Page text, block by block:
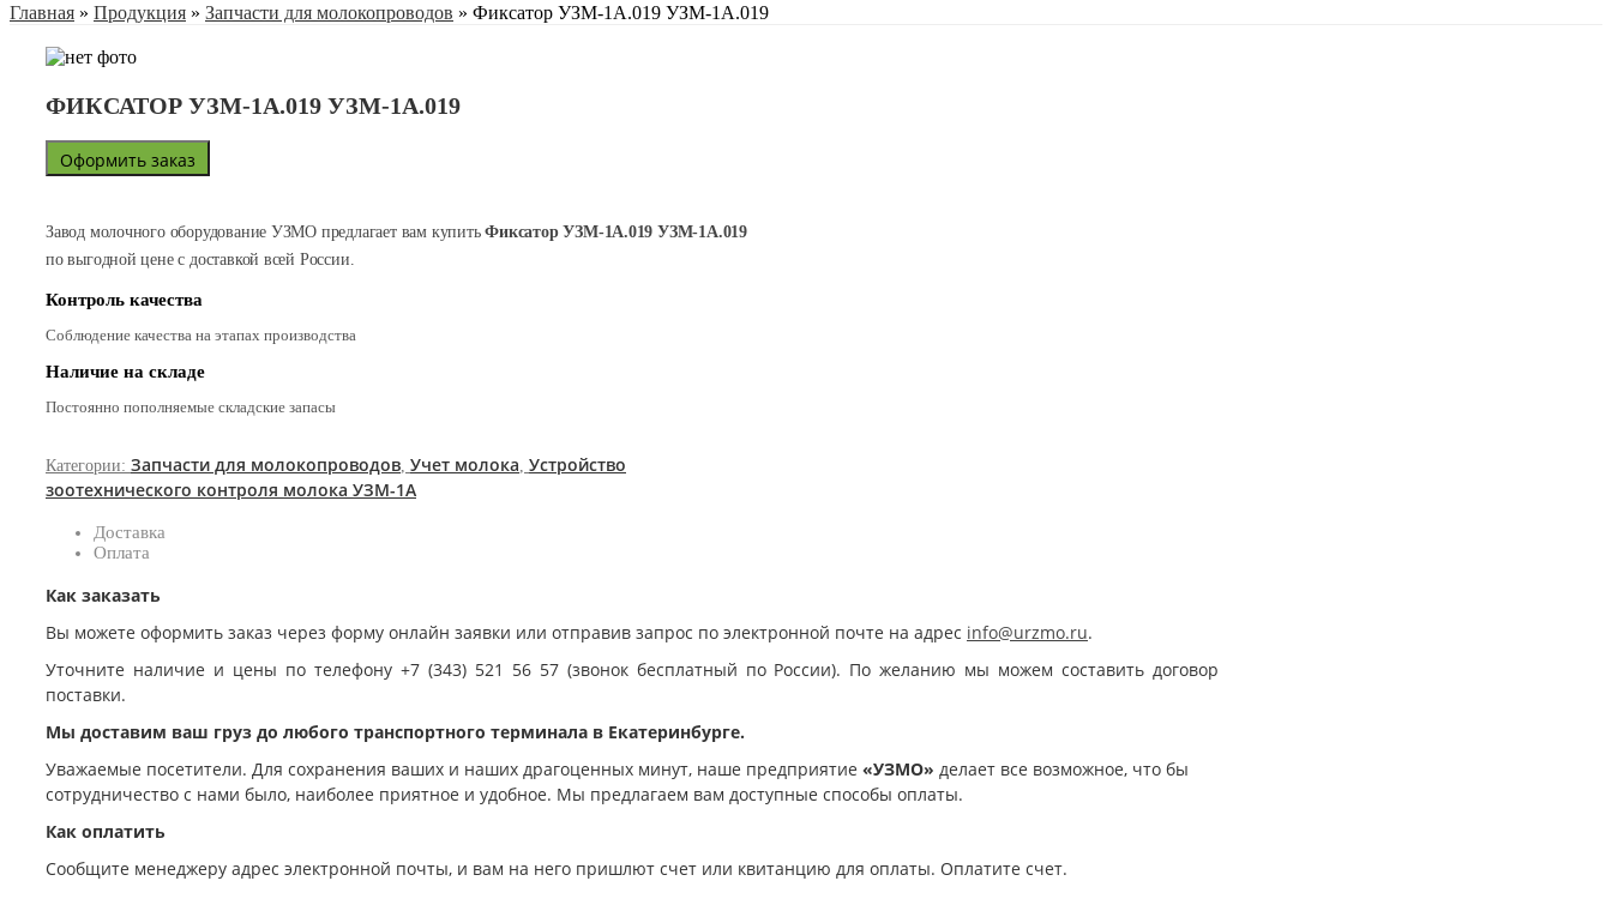
Главная » Продукция » Запчасти для молокопроводов » Фиксатор УЗМ-1А.019 УЗМ-1А.019
ФИКСАТОР УЗМ-1А.019 УЗМ-1А.019
Оформить заказ
Завод молочного оборудование УЗМО предлагает вам купитьФиксатор УЗМ-1А.019 УЗМ-1А.019
по выгодной цене с доставкой всей России.
Контроль качества
Соблюдение качества на этапах производства
Наличие на складе
Постоянно пополняемые складские запасы
Категории: Запчасти для молокопроводов Учет молока Устройство
зоотехнического контроля молока УЗМ-1А
Доставка
Оплата
Как заказать
Вы можете оформить заказ через форму онлайн заявки или отправив запрос по электронной почте на адрес info@urzmo.ru.
Уточните наличие и цены по телефону +7 (343) 521 56 57 (звонок бесплатный по России). По желанию мы можем составить договор
поставки.
Мы доставим ваш груз до любого транспортного терминала в Екатеринбурге.
Уважаемые посетители. Для сохранения ваших и наших драгоценных минут, наше предприятие «УЗМО» делает все возможное, что бы
сотрудничество с нами было, наиболее приятное и удобное. Мы предлагаем вам доступные способы оплаты.
Как оплатить
Сообщите менеджеру адрес электронной почты, и вам на него пришлют счет или квитанцию для оплаты. Оплатите счет.